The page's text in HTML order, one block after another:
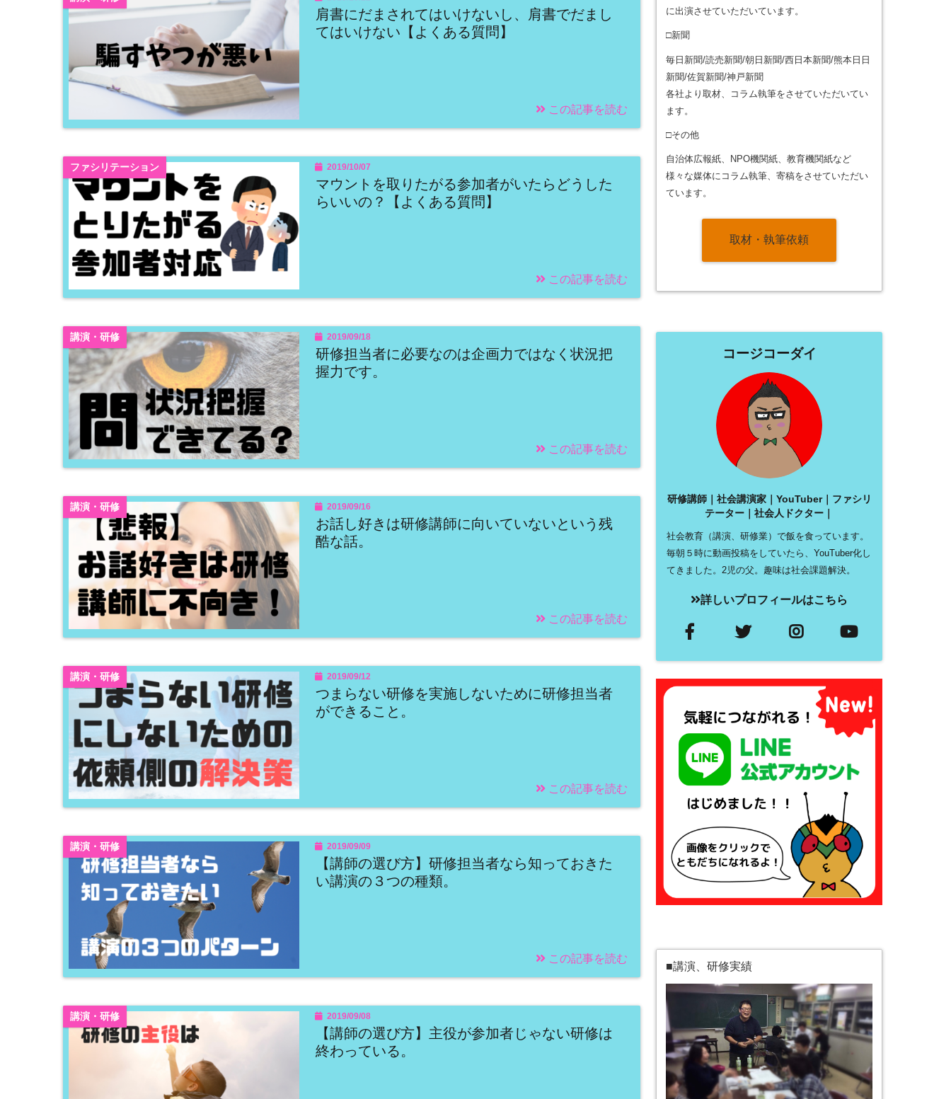
肩書にだまされてはいけないし、肩書でだまし
てはいけない【よくある質問】
この記事を読む
ファシリテーション 2019/10/07
マウントを取りたがる参加者がいたらどうした
らいいの？【よくある質問】
この記事を読む
講演・研修 2019/09/18
研修担当者に必要なのは企画力ではなく状況把
握力です。
この記事を読む
講演・研修 2019/09/16
お話し好きは研修講師に向いていないという残
酷な話。
この記事を読む
講演・研修 2019/09/12
つまらない研修を実施しないために研修担当者
ができること。
この記事を読む
講演・研修 2019/09/09
【講師の選び方】研修担当者なら知っておきた
い講演の３つの種類。
この記事を読む
講演・研修 2019/09/08
【講師の選び方】主役が参加者じゃない研修は
終わっている。
に出演させていただいています。
□新聞
毎日新聞/読売新聞/朝日新聞/西日本新聞/熊本日日
新聞/佐賀新聞/神戸新聞
各社より取材、コラム執筆をさせていただいてい
ます。
□その他
自治体広報紙、NPO機関紙、教育機関紙など
様々な媒体にコラム執筆、寄稿をさせていただい
ています。
取材・執筆依頼
コージコーダイ
研修講師｜社会講演家｜YouTuber｜ファシリ
テーター｜社会人ドクター｜
社会教育（講演、研修業）で飯を食っています。
毎朝５時に動画投稿をしていたら、YouTuber化し
てきました。2児の父。趣味は社会課題解決。
詳しいプロフィールはこちら
■講演、研修実績